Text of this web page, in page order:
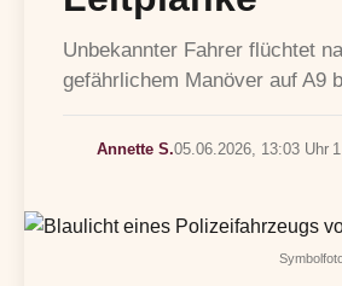
Unbekannter Fahrer flüchtet
gefährlichem Manöver auf A9
Annette S.05.06.2026, 13:03 Uhr